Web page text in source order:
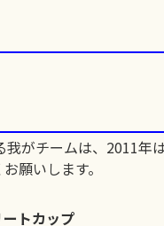
我がチームは、2011年
願いします。
トカップ